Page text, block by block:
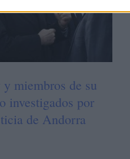
y miembros de su
investigados por
de Andorra